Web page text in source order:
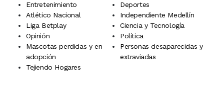
Entretenimiento
Deportes
Atlético Nacional
Independiente Medellín
Liga Betplay
Ciencia y Tecnología
Opinión
Política
Mascotas perdidas y en
adopción
Personas desaparecidas y
extraviadas
Tejiendo Hogares